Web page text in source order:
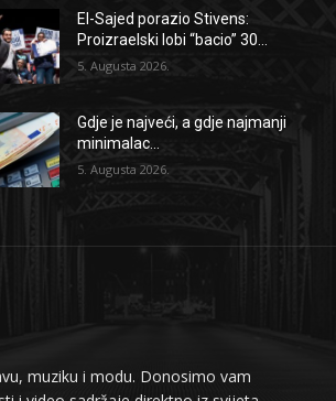
El-Sajed porazio Stivens:
Proizraelski lobi “bacio” 30...
5. Augusta 2026.
Gdje je najveći, a gdje najmanji
minimalac...
5. Augusta 2026.
muziku i modu. Donosimo vam